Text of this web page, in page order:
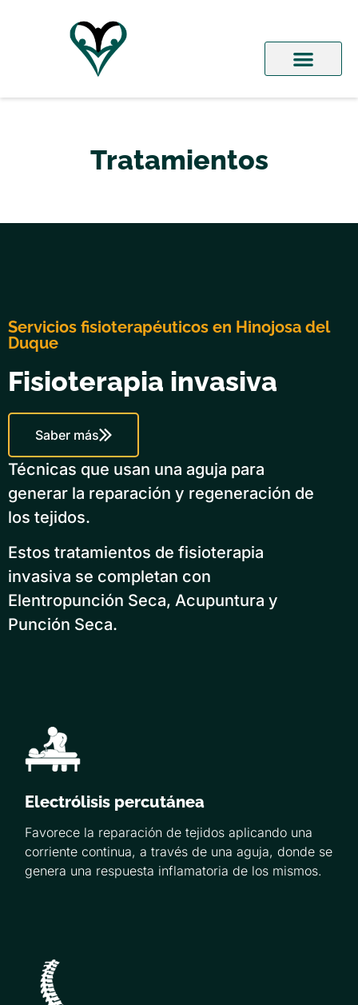
Tratamientos
Servicios fisioterapéuticos en Hinojosa del
Duque
Fisioterapia invasiva
Saber más
Técnicas que usan una aguja para
generar la reparación y regeneración de
los tejidos.
Estos tratamientos de fisioterapia
invasiva se completan con
Elentropunción Seca, Acupuntura y
Punción Seca.
Electrólisis percutánea
Favorece la reparación de tejidos aplicando una
corriente continua, a través de una aguja, donde se
genera una respuesta inflamatoria de los mismos.